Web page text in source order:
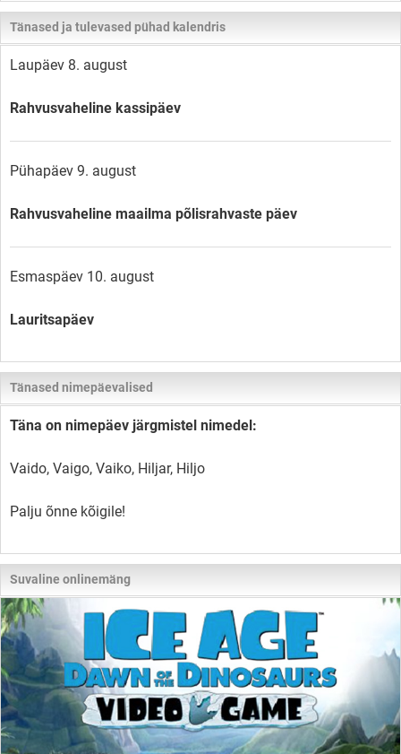
Tänased ja tulevased pühad kalendris
Laupäev 8. august
Rahvusvaheline kassipäev
Pühapäev 9. august
Rahvusvaheline maailma põlisrahvaste päev
Esmaspäev 10. august
Lauritsapäev
Tänased nimepäevalised
Täna on nimepäev järgmistel nimedel:
Vaido, Vaigo, Vaiko, Hiljar, Hiljo
Palju õnne kõigile!
Suvaline onlinemäng